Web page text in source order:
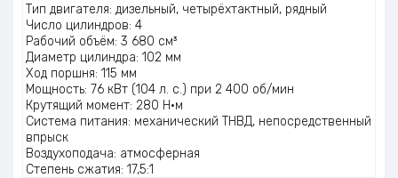
Тип двигателя: дизельный, четырёхтактный, рядный
Число цилиндров: 4
Рабочий объём: 3 680 см³
Диаметр цилиндра: 102 мм
Ход поршня: 115 мм
Мощность: 76 кВт (104 л. с.) при 2 400 об/мин
Крутящий момент: 280 Н·м
Система питания: механический ТНВД, непосредственный
впрыск
Воздухоподача: атмосферная
Степень сжатия: 17,5:1